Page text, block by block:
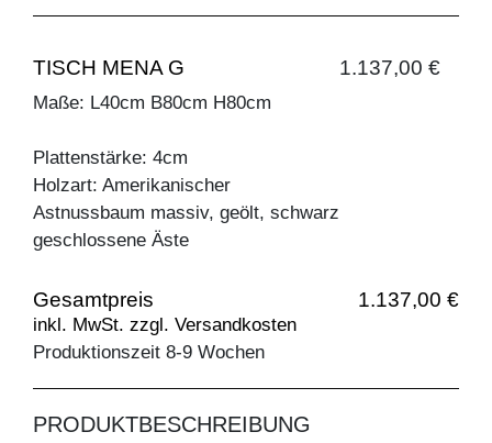
TISCH MENA G 1.137,00 €
Maße: L40cm B80cm H80cm
Plattenstärke: 4cm
Holzart: Amerikanischer
Astnussbaum massiv, geölt, schwarz
geschlossene Äste
Gesamtpreis 1.137,00 €
inkl. MwSt. zzgl. Versandkosten
Produktionszeit 8-9 Wochen
PRODUKTBESCHREIBUNG